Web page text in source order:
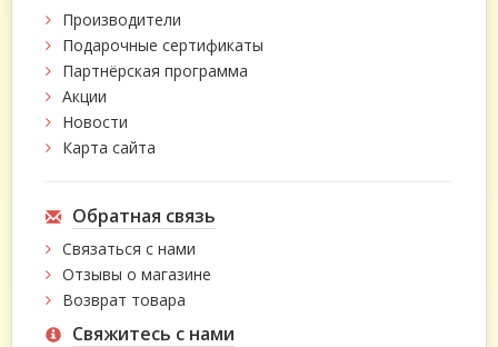
Производители
Подарочные сертификаты
Партнёрская программа
Акции
Новости
Карта сайта
Обратная связь
Связаться с нами
Отзывы о магазине
Возврат товара
Свяжитесь с нами